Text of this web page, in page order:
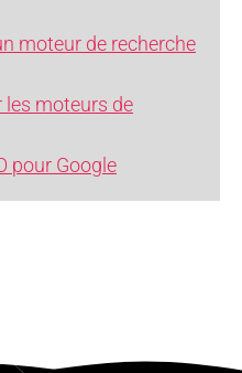
moteur de recherche
moteurs de
pour Google